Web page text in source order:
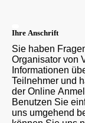
Ihre Anschrift
Sie haben
Organisator von
Informationen über
Teilnehmer und
der Online
Benutzen Sie
uns umgehend